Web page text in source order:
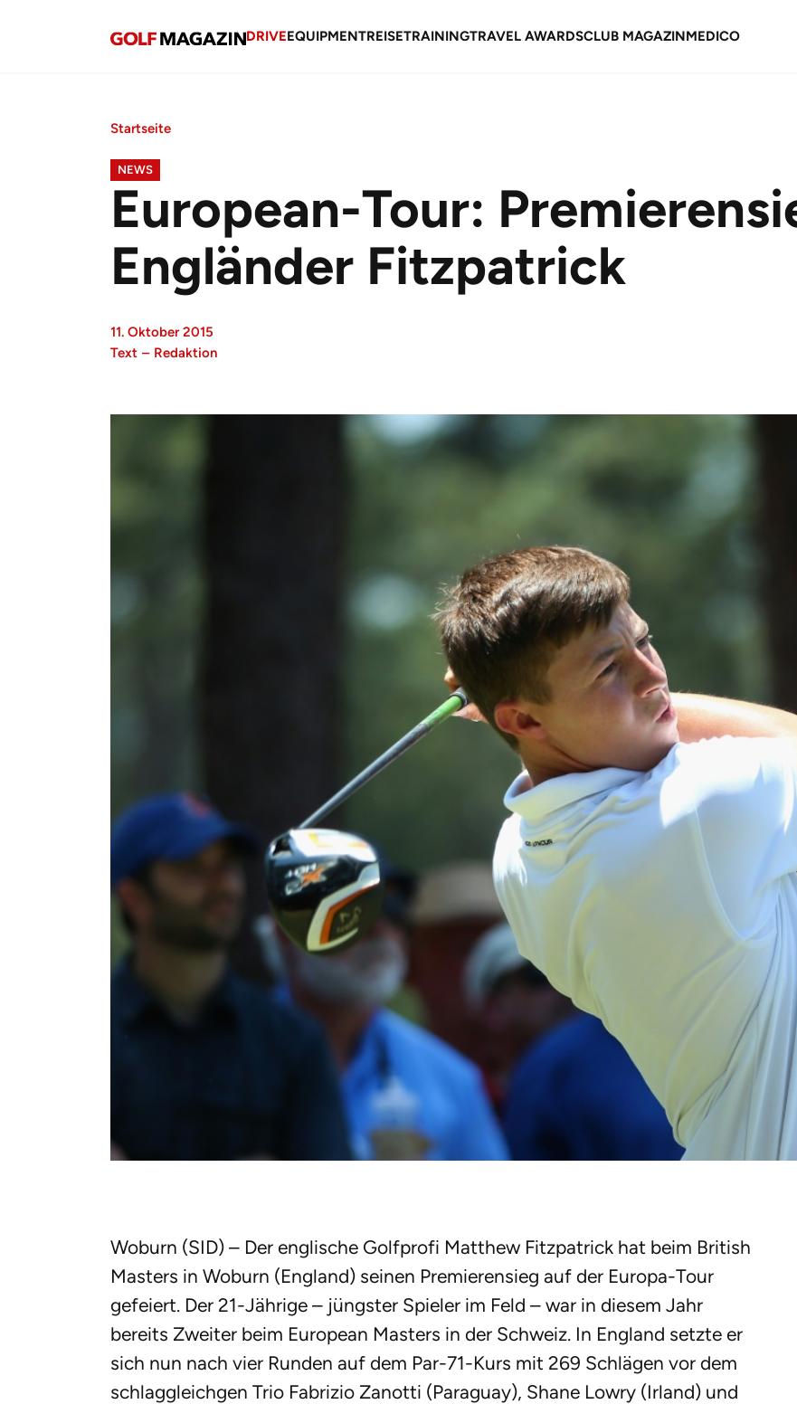
DRIVEEQUIPMENTREISETRAININGTRAVEL AWARDSCLUB MAGAZINMEDICO
Startseite
NEWS
European-Tour:
Engländer Fitzpatrick
11. Oktober 2015
Text – Redaktion
Woburn (SID) – Der englische Golfprofi Matthew Fitzpatrick hat beim British
Masters in Woburn (England) seinen Premierensieg auf der Europa-Tour
gefeiert. Der 21-Jährige – jüngster Spieler im Feld – war in diesem Jahr
bereits Zweiter beim European Masters in der Schweiz. In England setzte er
sich nun nach vier Runden auf dem Par-71-Kurs mit 269 Schlägen vor dem
schlaggleichgen Trio Fabrizio Zanotti (Paraguay), Shane Lowry (Irland) und